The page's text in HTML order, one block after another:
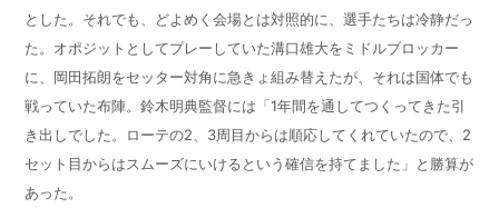
とした。それでも、どよめく会場とは対照的に、選手たちは冷静だっ
た。オポジットとしてプレーしていた溝口雄大をミドルブロッカー
に、岡田拓朗をセッター対角に急きょ組み替えたが、それは国体でも
戦っていた布陣。鈴木明典監督には「1年間を通してつくってきた引
き出しでした。ローテの2、3周目からは順応してくれていたので、2
セット目からはスムーズにいけるという確信を持てました」と勝算が
あった。